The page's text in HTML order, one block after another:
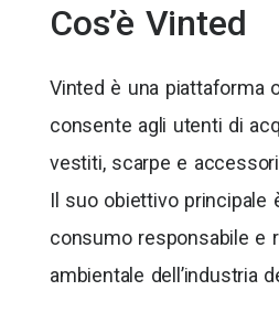
Cos’è Vinted
Vinted è una piattaforma
consente agli utenti di
vestiti, scarpe e
Il suo obiettivo principale
consumo responsabile e
ambientale dell’industria